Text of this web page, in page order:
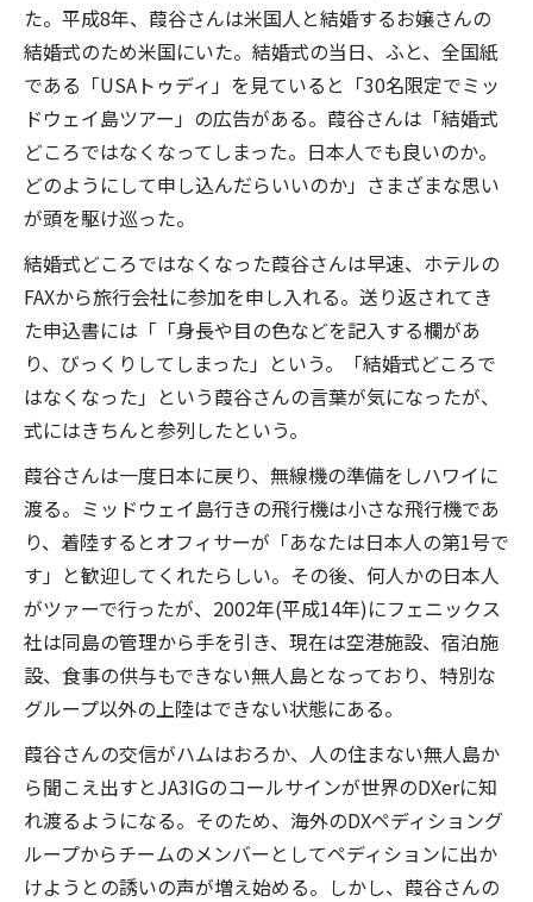
た。平成8年、葭谷さんは米国人と結婚するお嬢さんの
結婚式のため米国にいた。結婚式の当日、ふと、全国紙
である「USAトゥディ」を見ていると「30名限定でミッ
ドウェイ島ツアー」の広告がある。葭谷さんは「結婚式
どころではなくなってしまった。日本人でも良いのか。
どのようにして申し込んだらいいのか」さまざまな思い
が頭を駆け巡った。
結婚式どころではなくなった葭谷さんは早速、ホテルの
FAXから旅行会社に参加を申し入れる。送り返されてき
た申込書には「「身長や目の色などを記入する欄があ
り、びっくりしてしまった」という。「結婚式どころで
はなくなった」という葭谷さんの言葉が気になったが、
式にはきちんと参列したという。
葭谷さんは一度日本に戻り、無線機の準備をしハワイに
渡る。ミッドウェイ島行きの飛行機は小さな飛行機であ
り、着陸するとオフィサーが「あなたは日本人の第1号で
す」と歓迎してくれたらしい。その後、何人かの日本人
がツァーで行ったが、2002年(平成14年)にフェニックス
社は同島の管理から手を引き、現在は空港施設、宿泊施
設、食事の供与もできない無人島となっており、特別な
グループ以外の上陸はできない状態にある。
葭谷さんの交信がハムはおろか、人の住まない無人島か
ら聞こえ出すとJA3IGのコールサインが世界のDXerに知
れ渡るようになる。そのため、海外のDXペディショング
ループからチームのメンバーとしてペディションに出か
けようとの誘いの声が増え始める。しかし、葭谷さんの